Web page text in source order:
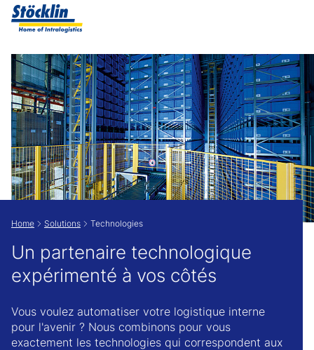
Show convenient version of this site
Don't show this message again
Home Solutions Technologies
Un partenaire technologique
expérimenté à vos côtés
Vous voulez automatiser votre logistique interne
pour l'avenir ? Nous combinons pour vous
exactement les technologies qui correspondent aux